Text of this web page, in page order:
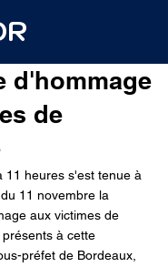
d'hommage
de
11 heures s'est tenue à
11 novembre la
aux victimes de
à cette
préfet de Bordeaux,